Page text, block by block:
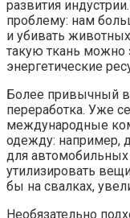
развития
проблему: нам
и убивать
такую ткань можно
энергетические
Более привычный
переработка. Уже
международные
одежду: например,
для
утилизировать
бы на свалках,
Необязательно